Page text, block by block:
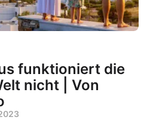
funktioniert die
nicht | Von